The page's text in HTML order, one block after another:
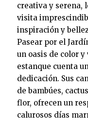
creativa y serena,
visita
inspiración y
Pasear por el
un oasis de color y
estanque cuenta
dedicación. Sus
de bambúes,
flor, ofrecen un
calurosos días